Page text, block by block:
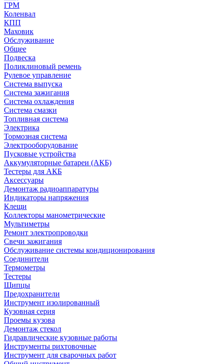
ГРМ
Коленвал
КПП
Маховик
Обслуживание
Общее
Подвеска
Поликлиновый ремень
Рулевое управление
Система выпуска
Система зажигания
Система охлаждения
Система смазки
Топливная система
Электрика
Тормозная система
Электрооборудование
Пусковые устройства
Аккумуляторные батареи (АКБ)
Тестеры для АКБ
Аксессуары
Демонтаж радиоаппаратуры
Индикаторы напряжения
Клещи
Коллекторы манометрические
Мультиметры
Ремонт электропроводки
Свечи зажигания
Обслуживание системы кондиционирования
Соединители
Термометры
Тестеры
Щипцы
Предохранители
Инструмент изолированный
Кузовная серия
Проемы кузова
Демонтаж стекол
Гидравлические кузовные работы
Инструменты рихтовочные
Инструмент для сварочных работ